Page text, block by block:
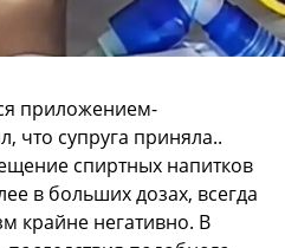
приложением-
что супруга приняла..
спиртных напитков
в больших дозах, всегда
крайне негативно. В